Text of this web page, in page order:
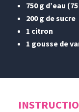
750 g d’eau
200 g de sucre
1 citron
1 gousse de